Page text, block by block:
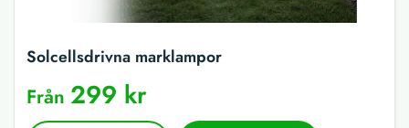
Solcellsdrivna marklampor
Från 299 kr